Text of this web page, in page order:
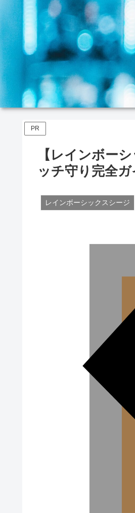
PR
【レインボー
ッチ守り完全ガ
レインボーシックスシージ